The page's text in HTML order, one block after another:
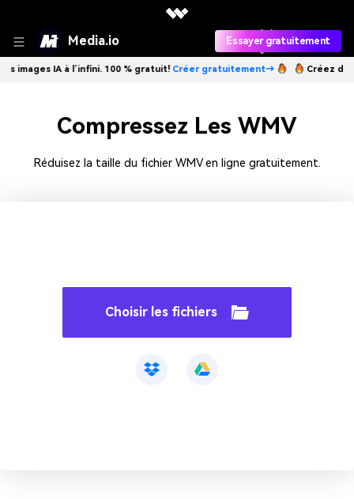
Media.io Essayer gratuitement
images IA à l’infini. 100 % gratuit!Créer gratuitement→ Créez des
Compressez Les WMV
Réduisez la taille du fichier WMV en ligne gratuitement.
Choisir les fichiers